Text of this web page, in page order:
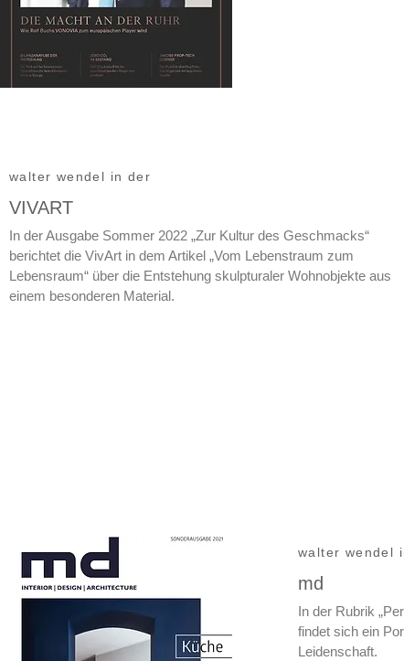
walter wendel in der
VIVART
In der Ausgabe Sommer 2022 „Zur Kultur des Geschmacks“
berichtet die VivArt in dem Artikel „Vom Lebenstraum zum
Lebensraum“ über die Entstehung skulpturaler Wohnobjekte aus
einem besonderen Material.
walter wendel
md
In der Rubrik
findet sich ein
Leidenschaft.